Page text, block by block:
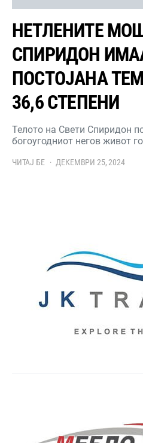
НЕТЛЕНИТЕ
СПИРИДОН
ПОСТОЈАНА
36,6 СТЕПЕНИ
Телото на Свети Спиридон
богоугодниот негов живот
ЧИТАЈ БЕ ДЕКЕМВРИ 25, 2024